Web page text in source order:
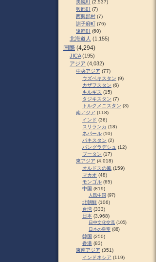
美幌町 (2,537)
興部町 (7)
西興部村 (7)
訓子府町 (76)
遠軽町 (60)
北海道人 (1,155)
国際 (4,294)
JICA(195)
アジア (4,032)
中央アジア (77)
ウズベキスタン (9)
カザフスタン (6)
キルギス (15)
タジキスタン (7)
トルクメニスタン (3)
南アジア (118)
インド (36)
スリランカ (18)
ネパール (10)
パキスタン (2)
バングラデシュ (12)
ブータン (17)
東アジア (4,018)
オルドスの風 (159)
マカオ (48)
モンゴル (65)
中国 (819)
人民中国 (97)
北朝鮮 (106)
台湾 (333)
日本 (3,968)
日中文化交流 (105)
日本の皇室 (88)
韓国 (250)
香港 (83)
東南アジア (351)
インドネシア (119)